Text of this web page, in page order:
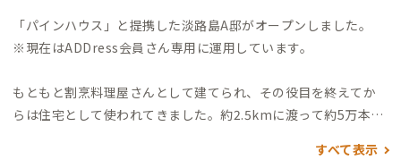
「パインハウス」と提携した淡路島A邸がオープンしました。
※現在はADDress会員さん専用に運用しています。
もともと割烹料理屋さんとして建てられ、その役目を終えてか
らは住宅として使われてきました。約2.5kmに渡って約5万本の
すべて表示